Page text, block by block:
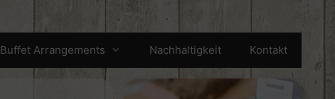
Buffet Arrangements Nachhaltigkeit Kontakt